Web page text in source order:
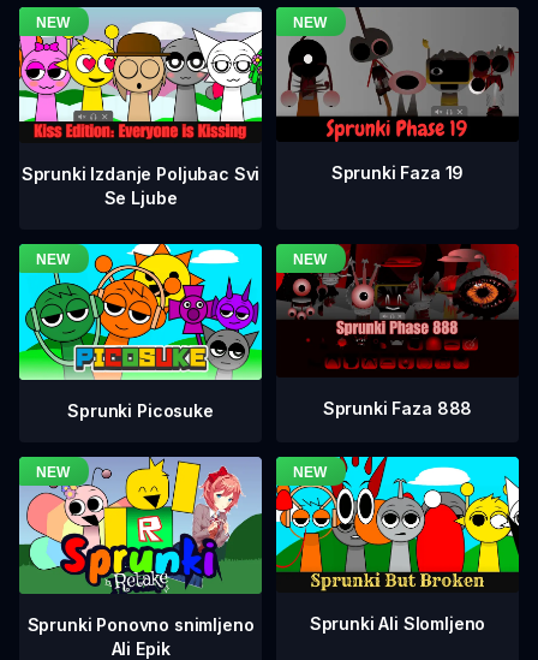
Sprunki Izdanje Poljubac Svi
Se Ljube
Sprunki Faza 19
Sprunki Picosuke Sprunki Faza 888
Sprunki Ponovno snimljeno
Ali Epik
Sprunki Ali Slomljeno